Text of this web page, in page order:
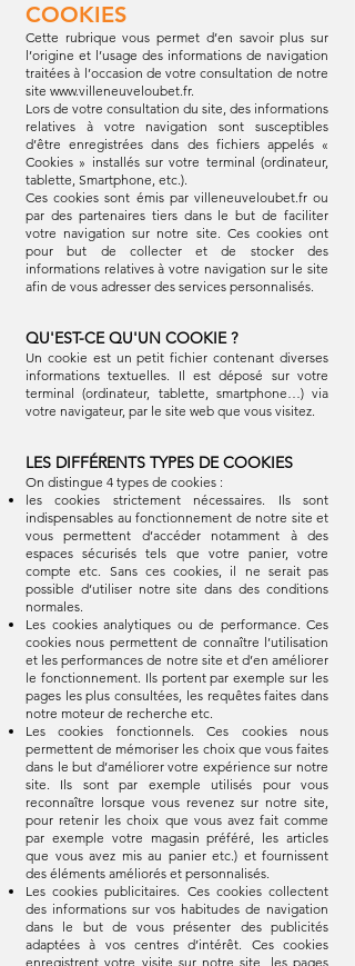
COOKIES
Cette rubrique vous permet d’en savoir plus sur
l’origine et l’usage des informations de navigation
traitées à l’occasion de votre consultation de notre
site www.villeneuveloubet.fr.
Lors de votre consultation du site, des informations
relatives à votre navigation sont susceptibles
d’être enregistrées dans des fichiers appelés «
Cookies » installés sur votre terminal (ordinateur,
tablette, Smartphone, etc.).
Ces cookies sont émis par villeneuveloubet.fr ou
par des partenaires tiers dans le but de faciliter
votre navigation sur notre site. Ces cookies ont
pour but de collecter et de stocker des
informations relatives à votre navigation sur le site
afin de vous adresser des services personnalisés.
QU'EST-CE QU'UN COOKIE ?
Un cookie est un petit fichier contenant diverses
informations textuelles. Il est déposé sur votre
terminal (ordinateur, tablette, smartphone…) via
votre navigateur, par le site web que vous visitez.
LES DIFFÉRENTS TYPES DE COOKIES
On distingue 4 types de cookies :
les cookies strictement nécessaires. Ils sont
indispensables au fonctionnement de notre site et
vous permettent d’accéder notamment à des
espaces sécurisés tels que votre panier, votre
compte etc. Sans ces cookies, il ne serait pas
possible d’utiliser notre site dans des conditions
normales.
Les cookies analytiques ou de performance. Ces
cookies nous permettent de connaître l’utilisation
et les performances de notre site et d’en améliorer
le fonctionnement. Ils portent par exemple sur les
pages les plus consultées, les requêtes faites dans
notre moteur de recherche etc.
Les cookies fonctionnels. Ces cookies nous
permettent de mémoriser les choix que vous faites
dans le but d’améliorer votre expérience sur notre
site. Ils sont par exemple utilisés pour vous
reconnaître lorsque vous revenez sur notre site,
pour retenir les choix que vous avez fait comme
par exemple votre magasin préféré, les articles
que vous avez mis au panier etc.) et fournissent
des éléments améliorés et personnalisés.
Les cookies publicitaires. Ces cookies collectent
des informations sur vos habitudes de navigation
dans le but de vous présenter des publicités
adaptées à vos centres d’intérêt. Ces cookies
enregistrent votre visite sur notre site, les pages